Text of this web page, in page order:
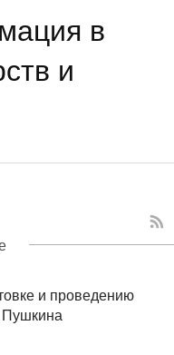
в
и
и проведению
Пушкина